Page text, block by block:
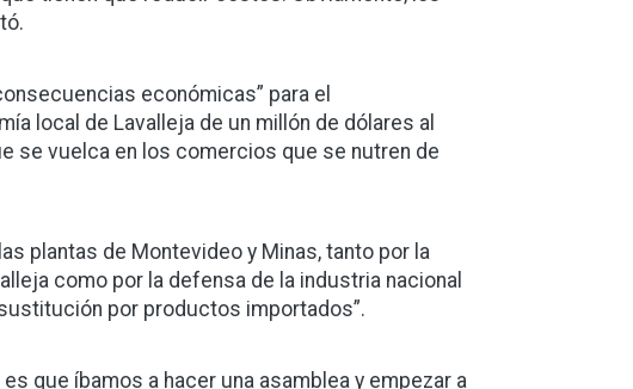
económicas” para el
local de Lavalleja de un millón de dólares al
se vuelca en los comercios que se nutren de
plantas de Montevideo y Minas, tanto por la
como por la defensa de la industria nacional
por productos importados”.
que íbamos a hacer una asamblea y empezar a